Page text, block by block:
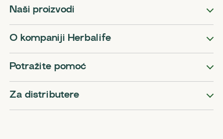
Naši proizvodi
O kompaniji Herbalife
Potražite pomoć
Za distributere